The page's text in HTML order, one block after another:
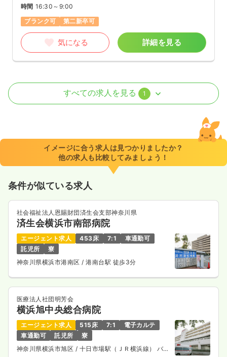
時間 16:30～9:00
ブランク可
第二新卒可
気になる 詳細を見る
オペ室(手術室)正看護師
8:30～17:00（休憩60分）
4週8休以上
ブランク可 第二新卒可 月給34万円以上可
気になる
すべての求人を見る 1
イメージに合う求人は見つかりましたか？
他の求人も比較してみましょう！
条件が似ている求人
社会福祉法人恩賜財団済生会支部神奈川県
済生会横浜市南部病院
エージェント求人 453床 7:1
車通勤可
託児所
寮
神奈川県横浜市港南区 / 港南台駅 徒歩3分
医療法人社団明芳会
横浜旭中央総合病院
エージェント求人 515床 7:1
電子カルテ
車通勤可
託児所
寮
神奈川県横浜市旭区 / 十日市場駅（ＪＲ横浜線） バス